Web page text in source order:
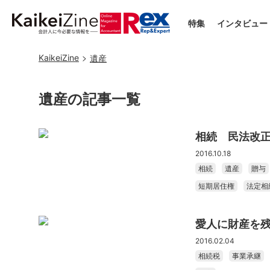
特集 インタビュー
KaikeiZine 遺産
遺産の記事一覧
相続 民法改
2016.10.18
相続
遺産
贈与
短期居住権
法定相
愛人に財産を
2016.02.04
相続税
事業承継